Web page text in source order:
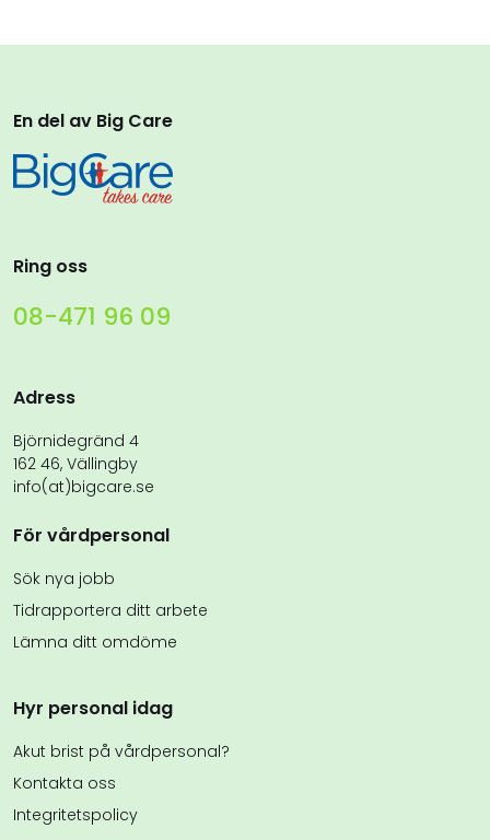
En del av Big Care
Ring oss
08-471 96 09
Adress
Björnidegränd 4
162 46, Vällingby
info(at)bigcare.se
För vårdpersonal
Sök nya jobb
Tidrapportera ditt arbete
Lämna ditt omdöme
Hyr personal idag
Akut brist på vårdpersonal?
Kontakta oss
Integritetspolicy